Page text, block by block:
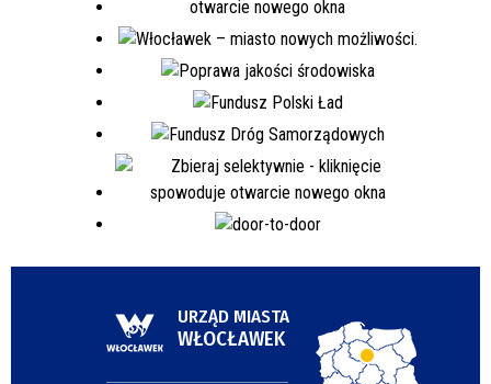
URZĄD MIASTA
WŁOCŁAWEK